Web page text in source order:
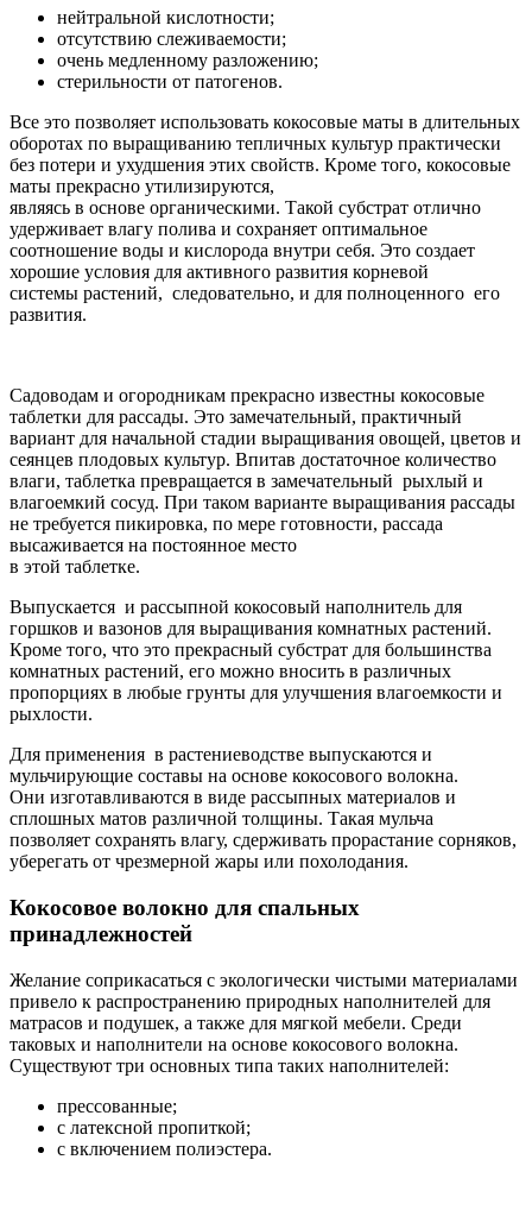
нейтральной кислотности;
отсутствию слеживаемости;
очень медленному разложению;
стерильности от патогенов.
Все это позволяет использовать кокосовые маты в длительных
оборотах по выращиванию тепличных культур практически
без потери и ухудшения этих свойств. Кроме того, кокосовые
маты прекрасно утилизируются,
являясь в основе органическими. Такой субстрат отлично
удерживает влагу полива и сохраняет оптимальное
соотношение воды и кислорода внутри себя. Это создает
хорошие условия для активного развития корневой
системы растений, следовательно, и для полноценного его
развития.
Садоводам и огородникам прекрасно известны кокосовые
таблетки для рассады. Это замечательный, практичный
вариант для начальной стадии выращивания овощей, цветов и
сеянцев плодовых культур. Впитав достаточное количество
влаги, таблетка превращается в замечательный рыхлый и
влагоемкий сосуд. При таком варианте выращивания рассады
не требуется пикировка, по мере готовности, рассада
высаживается на постоянное место
в этой таблетке.
Выпускается и рассыпной кокосовый наполнитель для
горшков и вазонов для выращивания комнатных растений.
Кроме того, что это прекрасный субстрат для большинства
комнатных растений, его можно вносить в различных
пропорциях в любые грунты для улучшения влагоемкости и
рыхлости.
Для применения в растениеводстве выпускаются и
мульчирующие составы на основе кокосового волокна.
Они изготавливаются в виде рассыпных материалов и
сплошных матов различной толщины. Такая мульча
позволяет сохранять влагу, сдерживать прорастание сорняков,
уберегать от чрезмерной жары или похолодания.
Кокосовое волокно для спальных
принадлежностей
Желание соприкасаться с экологически чистыми материалами
привело к распространению природных наполнителей для
матрасов и подушек, а также для мягкой мебели. Среди
таковых и наполнители на основе кокосового волокна.
Существуют три основных типа таких наполнителей:
прессованные;
с латексной пропиткой;
с включением полиэстера.